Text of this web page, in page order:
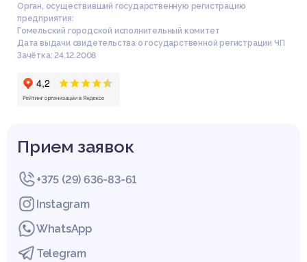
Орган, осуществивший государственную регистрацию
предприятия:
Гомельский городской исполнительный комитет
Дата выдачи свидетельства о государственной регистрации ЧП
Зачётка: 24.12.2008
Прием заявок
+375 (29) 636-83-61
Instagram
WhatsApp
Telegram